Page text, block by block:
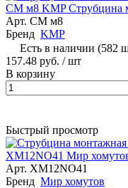
СМ м8 KMP Струбцина
Арт. СМ м8
Бренд KMP
Есть в наличии (582
157.48 руб. / шт
В корзину
Быстрый просмотр
XМ12NO41 Мир
Арт. XМ12NO41
Бренд Мир хомутов